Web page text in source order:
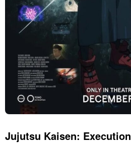
Jujutsu Kaisen: Execution